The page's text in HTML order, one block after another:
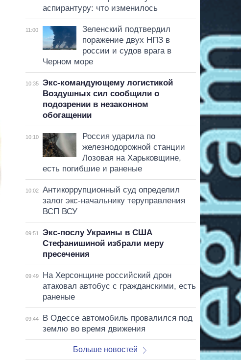
аспирантуру: что изменилось
11:00
Зеленский подтвердил
поражение двух НПЗ в
россии и судов врага в
Черном море
10:35
Экс-командующему логистикой
Воздушных сил сообщили о
подозрении в незаконном
обогащении
10:10
Россия ударила по
железнодорожной станции
Лозовая на Харьковщине,
есть погибшие и раненые
10:02
Антикоррупционный суд определил
залог экс-начальнику теруправления
ВСП ВСУ
09:51
Экс-послу Украины в США
Стефанишиной избрали меру
пресечения
09:49
На Херсонщине российский дрон
атаковал автобус с гражданскими, есть
раненые
09:44
В Одессе автомобиль провалился под
землю во время движения
Больше новостей